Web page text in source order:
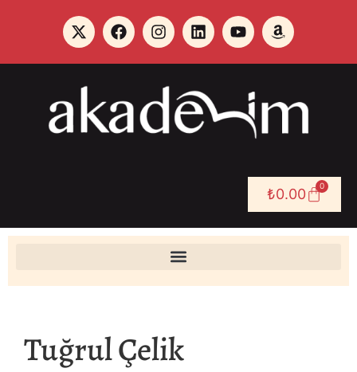
₺0.00 0
Tuğrul Çelik